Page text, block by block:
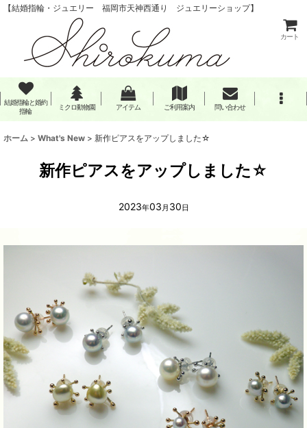
【結婚指輪・ジュエリー 福岡市天神西通り ジュエリーショップ】
カート
結婚指輪と婚約
指輪
ミクロ動物園 アイテム ご利用案内 問い合わせ
ホーム > What's New > 新作ピアスをアップしました☆
新作ピアスをアップしました☆
2023年03 月 30日